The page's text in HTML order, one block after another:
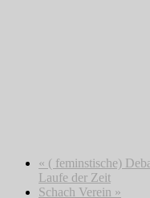
« ( feminstische)
Laufe der Zeit
Schach Verein »